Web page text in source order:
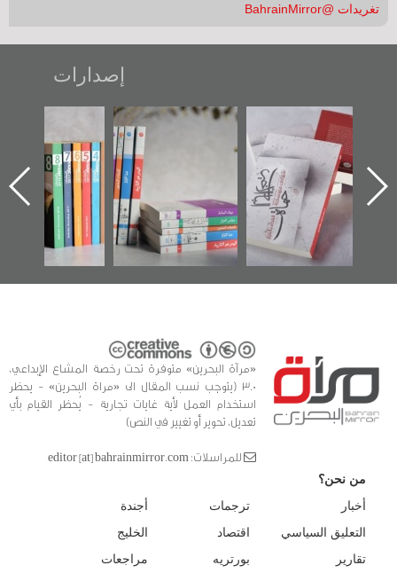
تغريدات @BahrainMirror
إصدارات
"حماة الباب الأخير":
الإصدار الأول عن
اعتصام الدراز
وأحداث ساحة
الفداء لمركز أوال
للدراسات والتوثيق
تصنيف موضوعي
للوثائق البريطانية
يقدمه «مركز أوال»
في سلسلة من 5
كتب
تصدر حصاد
الساحات 2019
«مرآة البحرين» متوفرة تحت رخصة المشاع الإبداعي،
3.0 (يتوجب نسب المقال الى «مراة البحرين» - يحظر
استخدام العمل لأية غايات تجارية - يُحظر القيام بأي
تعديل، تحوير أو تغيير في النص)
للمراسلات: editor [at] bahrainmirror.com
من نحن؟
أخبار
التعليق السياسي
تقارير
ترجمات
اقتصاد
بورتريه
أجندة
الخليج
مراجعات